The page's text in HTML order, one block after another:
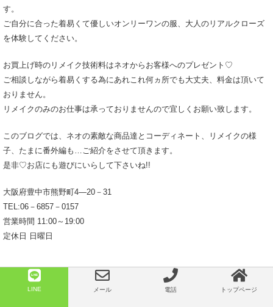
す。
ご自分に合った着易くて優しいオンリーワンの服、大人のリアルクローズ
を体験してください。
お買上げ時のリメイク技術料はネオからお客様へのプレゼント♡
ご相談しながら着易くする為にあれこれ何ヵ所でも大丈夫、料金は頂いて
おりません。
リメイクのみのお仕事は承っておりませんので宜しくお願い致します。
このブログでは、ネオの素敵な商品達とコーディネート、リメイクの様
子、たまに番外編も…ご紹介をさせて頂きます。
是非♡お店にも遊びにいらして下さいね!!
大阪府豊中市熊野町4―20－31
TEL:06－6857－0157
営業時間 11:00～19:00
定休日 日曜日
LINE メール 電話 トップページ